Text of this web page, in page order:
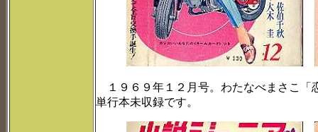
１９６９年１２月号。わたなべまさこ「
単行本未収録です。